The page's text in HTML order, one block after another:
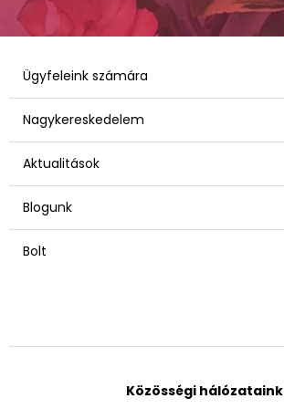
Ügyfeleink számára
Nagykereskedelem
Aktualitások
Blogunk
Bolt
Közösségi hálózataink